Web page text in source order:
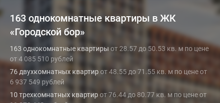
163 однокомнатные квартиры в ЖК
«Городской бор»
163 однокомнатные квартиры от 28.57 до 50.53 кв. м по цене
от 4 085 510 рублей
76 двухкомнатных квартирот 48.55 до 71.55 кв. м по цене от
6 937 549 рублей
10 трехкомнатных квартирот 76.44 до 80.77 кв. м по цене от